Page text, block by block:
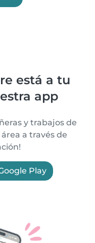
está a tu
app
y trabajos de
a través de
Play